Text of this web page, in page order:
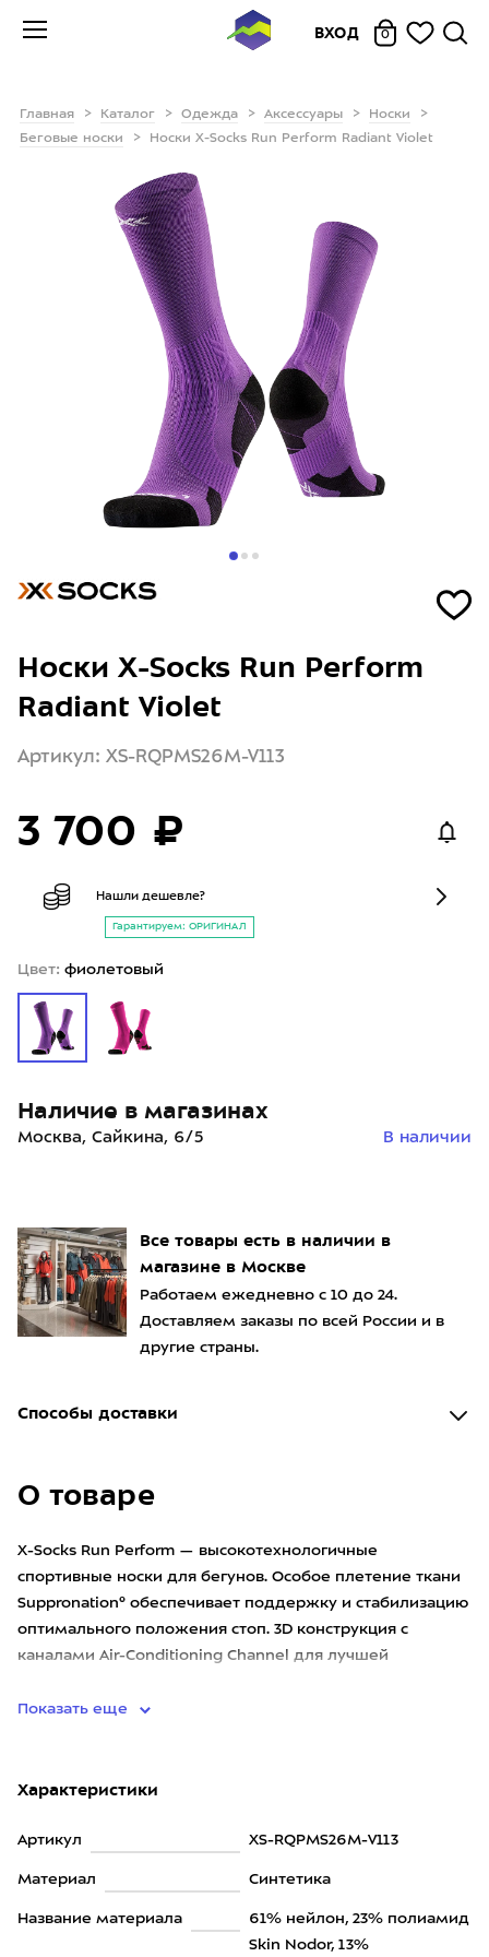
ВХОД 0
Главная Каталог Одежда Аксессуары
Носки
Беговые носки
Носки X-Socks Run Perform Radiant Violet
Все товары есть в наличии в
магазине в Москве
Работаем ежедневно с 10 до 24.
Доставляем заказы по всей России и в
другие страны.
Способы доставки
О товаре
X-Socks Run Perform — высокотехнологичные
спортивные носки для бегунов. Особое плетение ткани
Suppronation® обеспечивает поддержку и стабилизацию
оптимального положения стоп. 3D конструкция с
каналами Air-Conditioning Channel для лучшей
Показать еще
Характеристики
Артикул XS-RQPMS26M-V113
Материал Синтетика
Название материала
61% нейлон, 23% полиамид
Skin Nodor, 13%
Носки X-Socks Run Perform
Radiant Violet
Артикул: XS-RQPMS26M-V113
3 700 ₽
Нашли дешевле?
Гарантируем: ОРИГИНАЛ
Цвет: фиолетовый
Наличие в магазинах
Москва, Сайкина, 6/5 В наличии